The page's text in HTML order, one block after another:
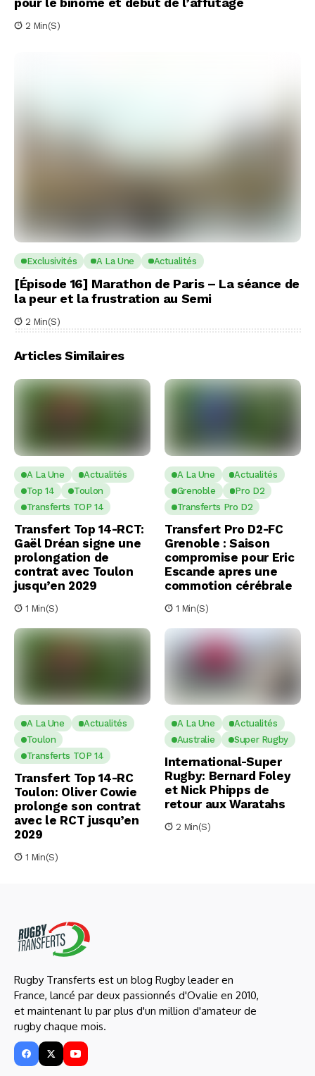
2 Min(s)
Exclusivités A La Une Actualités
[Épisode 16] Marathon de Paris – La séance de
la peur et la frustration au Semi
2 Min(s)
Articles Similaires
A La Une
Actualités
Top 14
Toulon
Transferts TOP 14
Transfert Top 14-RCT:
Gaël Dréan signe une
prolongation de
contrat avec Toulon
jusqu’en 2029
1 Min(s)
A La Une
Actualités
Grenoble
Pro D2
Transferts Pro D2
Transfert Pro D2-FC
Grenoble : Saison
compromise pour Eric
Escande apres une
commotion cérébrale
1 Min(s)
A La Une
Actualités
Toulon
Transferts TOP 14
Transfert Top 14-RC
Toulon: Oliver Cowie
prolonge son contrat
avec le RCT jusqu’en
2029
1 Min(s)
A La Une
Actualités
Australie
Super Rugby
International-Super
Rugby: Bernard Foley
et Nick Phipps de
retour aux Waratahs
2 Min(s)
Rugby Transferts est un blog Rugby leader en
France, lancé par deux passionnés d'Ovalie en 2010,
et maintenant lu par plus d'un million d'amateur de
rugby chaque mois.